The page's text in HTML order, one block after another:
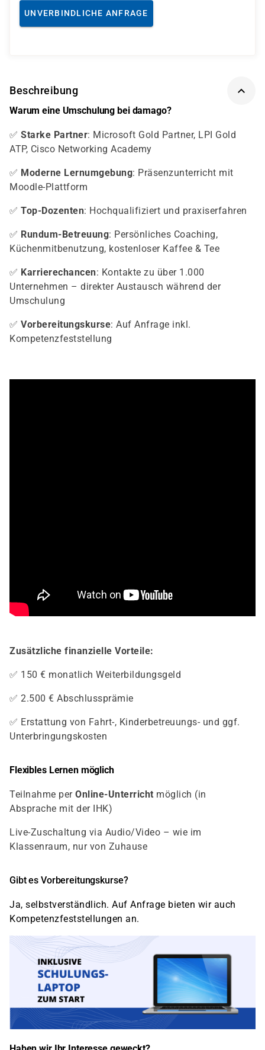
UNVERBINDLICHE ANFRAGE
Beschreibung
Warum eine Umschulung bei damago?
✅ Starke Partner: Microsoft Gold Partner, LPI Gold
ATP, Cisco Networking Academy
✅ Moderne Lernumgebung: Präsenzunterricht mit
Moodle-Plattform
✅ Top-Dozenten: Hochqualifiziert und praxiserfahren
✅ Rundum-Betreuung: Persönliches Coaching,
Küchenmitbenutzung, kostenloser Kaffee & Tee
✅ Karrierechancen: Kontakte zu über 1.000
Unternehmen – direkter Austausch während der
Umschulung
✅ Vorbereitungskurse: Auf Anfrage inkl.
Kompetenzfeststellung
Zusätzliche finanzielle Vorteile:
✅ 150 € monatlich Weiterbildungsgeld
✅ 2.500 € Abschlussprämie
✅ Erstattung von Fahrt-, Kinderbetreuungs- und ggf.
Unterbringungskosten
Flexibles Lernen möglich
Teilnahme per Online-Unterricht möglich (in
Absprache mit der IHK)
Live-Zuschaltung via Audio/Video – wie im
Klassenraum, nur von Zuhause
Gibt es Vorbereitungskurse?
Ja, selbstverständlich. Auf Anfrage bieten wir auch
Kompetenzfeststellungen an.